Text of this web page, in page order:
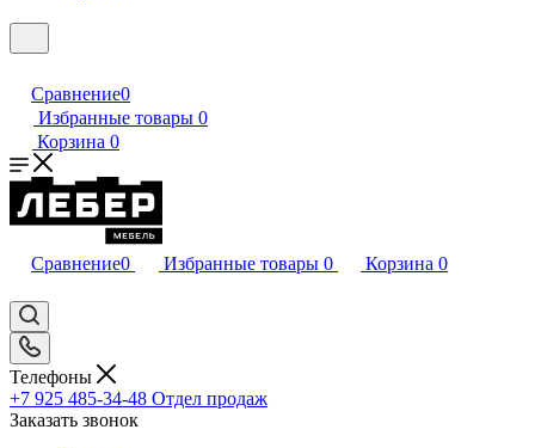
Сравнение0
Избранные товары 0
Корзина 0
Сравнение0 Избранные товары 0 Корзина 0
Телефоны
+7 925 485-34-48 Отдел продаж
Заказать звонок